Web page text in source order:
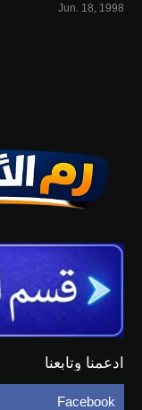
Jun. 18, 1998
ادعمنا وتابعنا
Facebook